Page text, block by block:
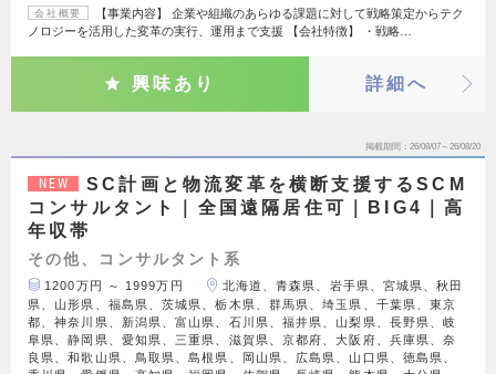
会社概要
【事業内容】 企業や組織のあらゆる課題に対して戦略策定からテク
ノロジーを活用した変革の実行、運用まで支援 【会社特徴】 ・戦略…
興味あり 詳細へ
掲載期間 26/08/07～26/08/20
NEW
SC計画と物流変革を横断支援するSCM
コンサルタント｜全国遠隔居住可｜BIG4｜高
年収帯
その他、コンサルタント系
1200万円 ～ 1999万円
北海道、青森県、岩手県、宮城県、秋田
県、山形県、福島県、茨城県、栃木県、群馬県、埼玉県、千葉県、東京
都、神奈川県、新潟県、富山県、石川県、福井県、山梨県、長野県、岐
阜県、静岡県、愛知県、三重県、滋賀県、京都府、大阪府、兵庫県、奈
良県、和歌山県、鳥取県、島根県、岡山県、広島県、山口県、徳島県、